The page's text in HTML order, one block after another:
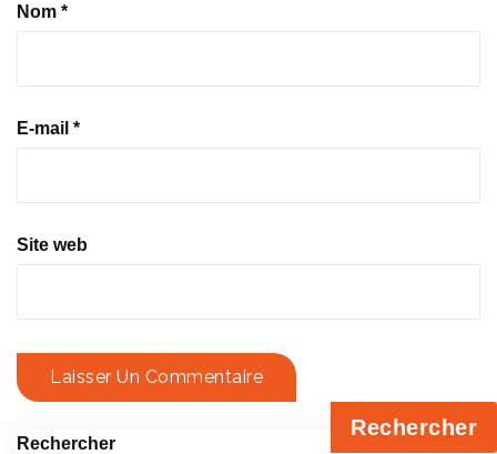
Nom *
E-mail *
Site web
Rechercher
Rechercher